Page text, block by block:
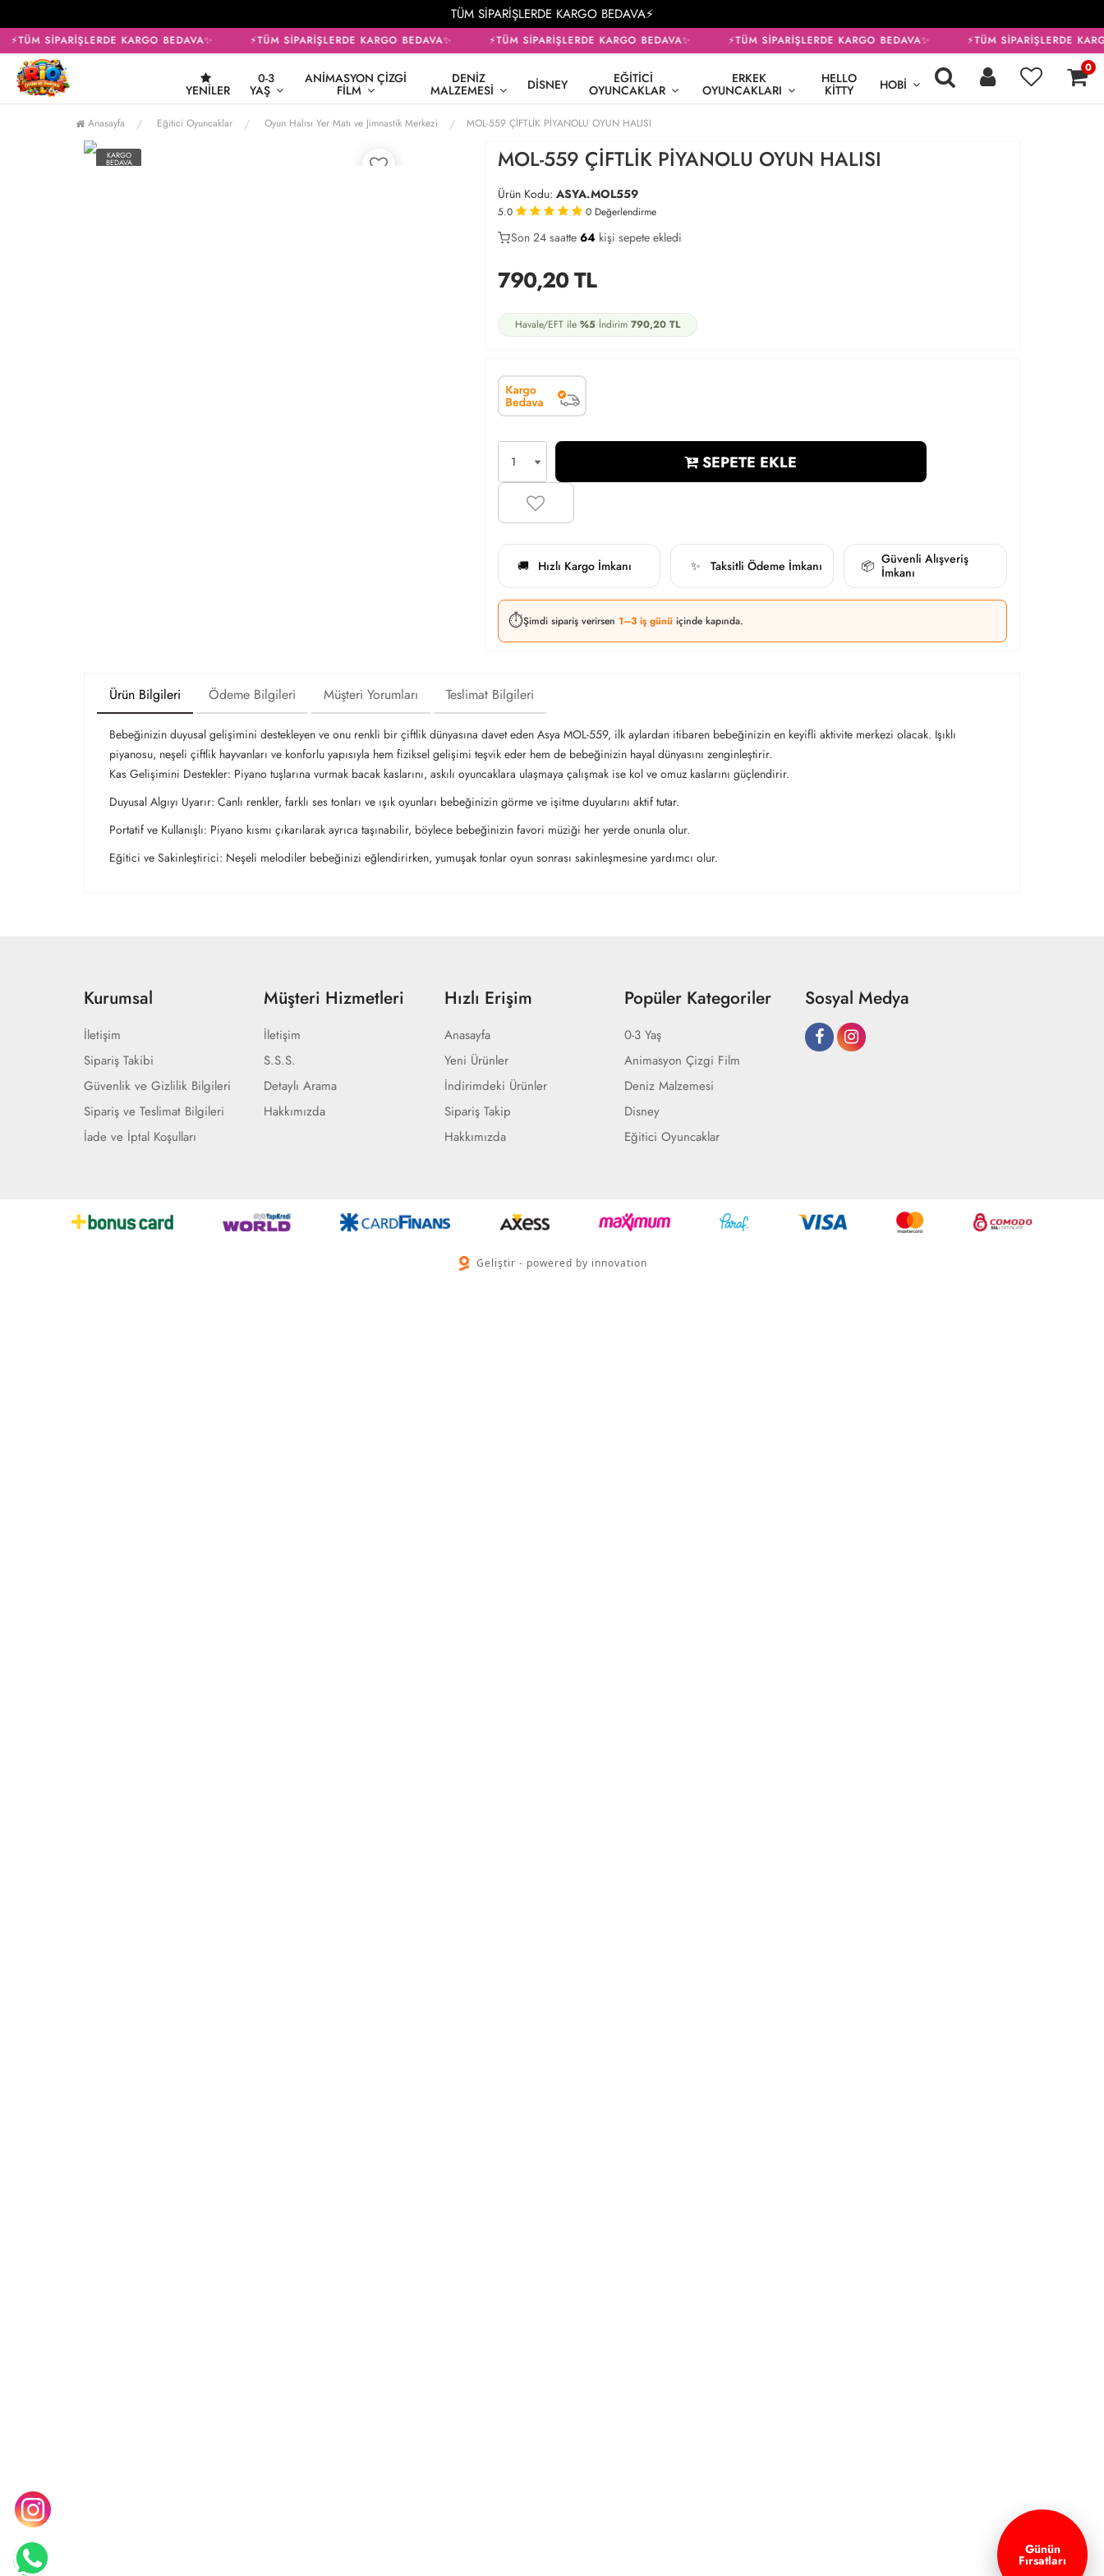
TÜM SİPARİŞLERDE KARGO BEDAVA⚡
⚡TÜM SİPARİŞLERDE KARGO BEDAVA✨ ⚡TÜM SİPARİŞLERDE KARGO BEDAVA✨ ⚡TÜM SİPARİŞLERDE KARGO BEDAVA✨ ⚡TÜM SİPARİŞLERDE KARGO BEDAVA✨ ⚡TÜM SİPARİŞLERDE
YENILER
0-3
YAŞ
ANIMASYON ÇIZGI
FILM
DENIZ
MALZEMESI DISNEY EĞITICI
OYUNCAKLAR
ERKEK
OYUNCAKLARI
HELLO
KITTY HOBI
0
Anasayfa Eğitici Oyuncaklar Oyun Halısı Yer Matı ve Jimnastik Merkezi MOL-559 ÇİFTLİK PİYANOLU OYUN HALISI
KARGO
BEDAVA MOL-559 ÇİFTLİK PİYANOLU OYUN HALISI
Ürün Kodu: ASYA.MOL559
5.0 0 Değerlendirme
41
Son 24 saatte 64kişi sepete ekledi
27
790,20TL
Havale/EFT ile %5İndirim 790,20TL
SEPETE EKLE
🚚 Hızlı Kargo İmkanı ✨ Taksitli Ödeme İmkanı 📦 Güvenli Alışveriş
İmkanı
⏱️Şimdi sipariş verirsen 1–3 iş günü içinde kapında.
Ürün Bilgileri Ödeme Bilgileri Müşteri Yorumları Teslimat Bilgileri
Bebeğinizin duyusal gelişimini destekleyen ve onu renkli bir çiftlik dünyasına davet eden Asya MOL-559, ilk aylardan itibaren bebeğinizin en keyifli aktivite merkezi olacak. Işıklı
piyanosu, neşeli çiftlik hayvanları ve konforlu yapısıyla hem fiziksel gelişimi teşvik eder hem de bebeğinizin hayal dünyasını zenginleştirir.
Kas Gelişimini Destekler: Piyano tuşlarına vurmak bacak kaslarını, askılı oyuncaklara ulaşmaya çalışmak ise kol ve omuz kaslarını güçlendirir.
Duyusal Algıyı Uyarır: Canlı renkler, farklı ses tonları ve ışık oyunları bebeğinizin görme ve işitme duyularını aktif tutar.
Portatif ve Kullanışlı: Piyano kısmı çıkarılarak ayrıca taşınabilir, böylece bebeğinizin favori müziği her yerde onunla olur.
Eğitici ve Sakinleştirici: Neşeli melodiler bebeğinizi eğlendirirken, yumuşak tonlar oyun sonrası sakinleşmesine yardımcı olur.
Kurumsal
İletişim
Sipariş Takibi
Güvenlik ve Gizlilik Bilgileri
Sipariş ve Teslimat Bilgileri
İade ve İptal Koşulları
Müşteri Hizmetleri
İletişim
S.S.S.
Detaylı Arama
Hakkımızda
Hızlı Erişim
Anasayfa
Yeni Ürünler
İndirimdeki Ürünler
Sipariş Takip
Hakkımızda
Popüler Kategoriler
0-3 Yaş
Animasyon Çizgi Film
Deniz Malzemesi
Disney
Eğitici Oyuncaklar
Sosyal Medya
Geliştir - powered by innovation
Günün
Fırsatları